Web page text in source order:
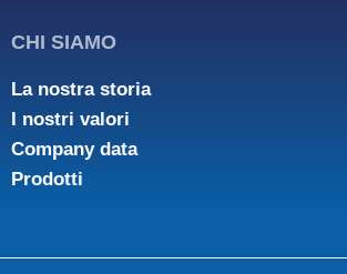
CHI SIAMO
La nostra storia
I nostri valori
Company data
Prodotti